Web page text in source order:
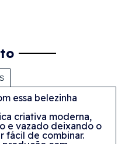
essa belezinha
criativa moderna,
e vazado deixando o
fácil de combinar.